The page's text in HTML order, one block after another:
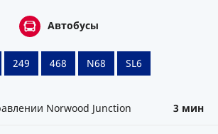
Автобусы
249 468 N68 SL6
Norwood Junction 3 мин